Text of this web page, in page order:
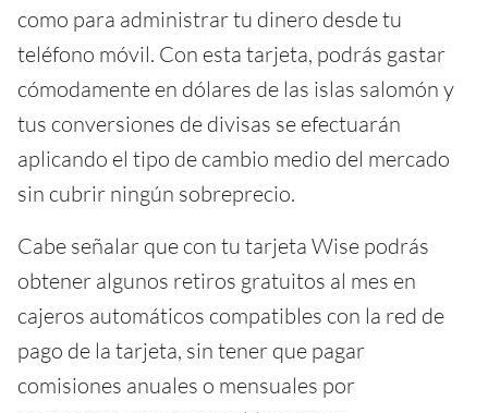
como para administrar tu dinero desde tu
teléfono móvil. Con esta tarjeta, podrás gastar
cómodamente en dólares de las islas salomón y
tus conversiones de divisas se efectuarán
aplicando el tipo de cambio medio del mercado
sin cubrir ningún sobreprecio.
Cabe señalar que con tu tarjeta Wise podrás
obtener algunos retiros gratuitos al mes en
cajeros automáticos compatibles con la red de
pago de la tarjeta, sin tener que pagar
comisiones anuales o mensuales por